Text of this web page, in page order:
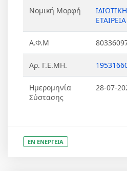
Νομική Μορφή
Α.Φ.Μ
Αρ. Γ.Ε.ΜΗ.
Ημερομηνία
Σύστασης
28-07-
ΕΝ ΕΝΕΡΓΕΙΑ